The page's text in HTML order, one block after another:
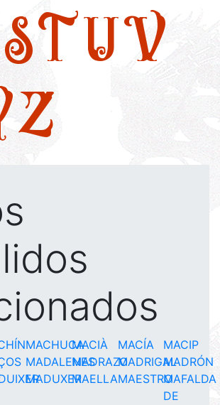
STUV
Z
MACHUCAMACIÀ MACÍA
MACIP
MADALENESMADRAZOMADRIGALMADRÓN
MADUXERMAELLAMAESTROMAFALDA
DE